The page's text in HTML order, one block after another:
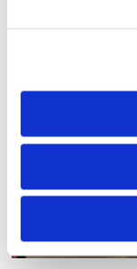
frakten